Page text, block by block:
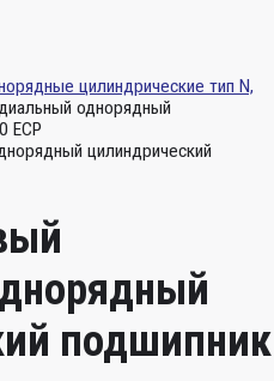
цилиндрические тип N,
однорядный
ECP
подшипник